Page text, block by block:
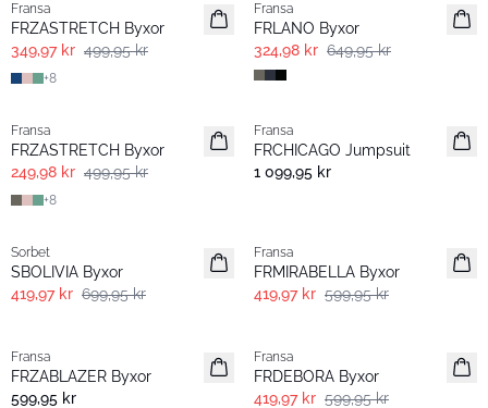
Extended size
Fransa
FRZASTRETCH Byxor
349,97 kr 499,95 kr
+8
Extended size
Fransa
FRLANO Byxor
324,98 kr 649,95 kr
Extended size
Fransa
FRZASTRETCH Byxor
249,98 kr 499,95 kr
+8
Fransa
FRCHICAGO Jumpsuit
1 099,95 kr
Sorbet
SBOLIVIA Byxor
419,97 kr 699,95 kr
Fransa
FRMIRABELLA Byxor
419,97 kr 599,95 kr
Fransa
FRZABLAZER Byxor
599,95 kr
Fransa
FRDEBORA Byxor
419,97 kr 599,95 kr